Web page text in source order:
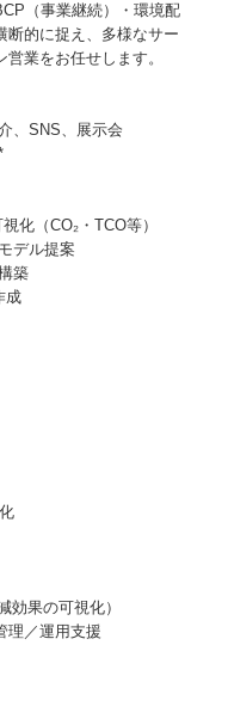
（事業継続）・環境配
断的に捉え、多様なサー
業をお任せします。
、SNS、展示会
化（CO₂・TCO等）
デル提案
築
成
効果の可視化）
理／運用支援